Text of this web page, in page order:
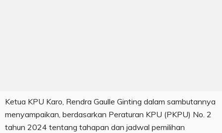
Ketua KPU Karo, Rendra Gaulle Ginting dalam sambutannya
menyampaikan, berdasarkan Peraturan KPU (PKPU) No. 2
tahun 2024 tentang tahapan dan jadwal pemilihan